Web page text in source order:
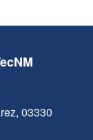
03330